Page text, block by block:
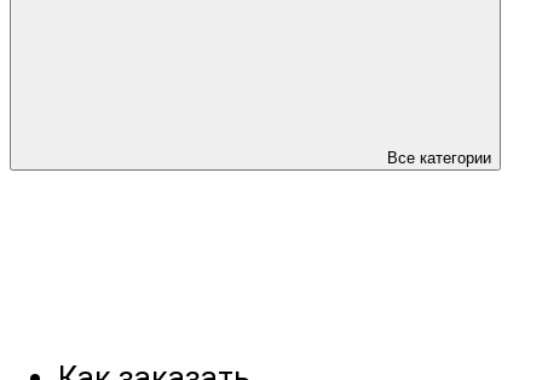
Все категории